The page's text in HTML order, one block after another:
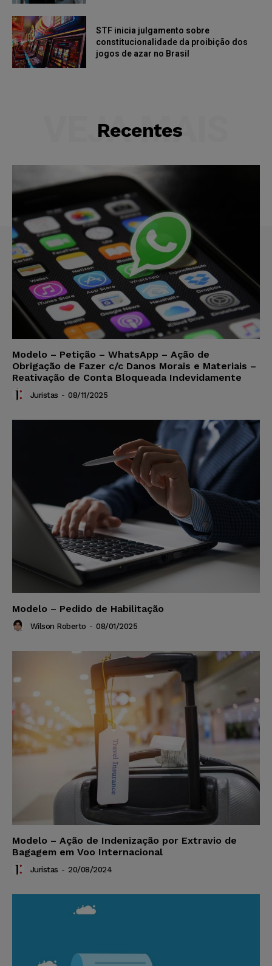
STF inicia julgamento sobre
constitucionalidade da proibição dos
jogos de azar no Brasil
Recentes
VEJA MAIS
Modelo – Petição – WhatsApp – Ação de
Obrigação de Fazer c/c Danos Morais e Materiais –
Reativação de Conta Bloqueada Indevidamente
Juristas - 08/11/2025
Modelo – Pedido de Habilitação
Wilson Roberto - 08/01/2025
Modelo – Ação de Indenização por Extravio de
Bagagem em Voo Internacional
Juristas - 20/08/2024